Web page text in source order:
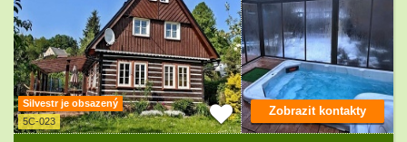
Silvestr je obsazený
5C-023
Zobrazit kontakty